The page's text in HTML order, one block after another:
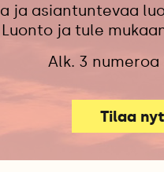
ja asiantuntevaa
ja tule
Alk. 3 numeroa
Tilaa